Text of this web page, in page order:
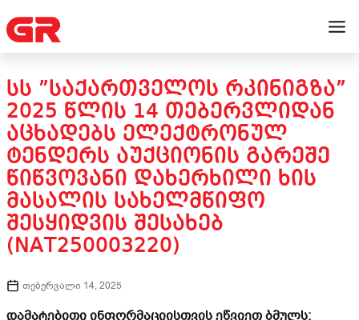
ᲡᲡ ”ᲡᲐᲥᲐᲠᲗᲕᲔᲚᲝᲡ ᲠᲙᲘᲜᲘᲒᲖᲐ”
2025 ᲬᲚᲘᲡ 14 ᲗᲔᲑᲔᲠᲕᲚᲘᲓᲐᲜ
ᲐᲪᲮᲐᲓᲔᲑᲡ ᲔᲚᲔᲥᲢᲠᲝᲜᲣᲚ
ᲢᲔᲜᲓᲔᲠᲡ ᲐᲣᲥᲪᲘᲝᲜᲘᲡ ᲒᲐᲠᲔᲨᲔ
ᲬᲘᲬᲕᲝᲕᲐᲜᲘ ᲓᲐᲮᲔᲠᲮᲘᲚᲘ ᲮᲘᲡ
ᲛᲐᲡᲐᲚᲘᲡ ᲡᲐᲮᲔᲚᲛᲬᲘᲤᲝ
ᲨᲔᲡᲧᲘᲓᲕᲘᲡ ᲨᲔᲡᲐᲮᲔᲑ
(NAT250003220)
თებერვალი 14, 2025
დამატებითი ინფორმაციისთვის ეწვიეთ ბმულს: